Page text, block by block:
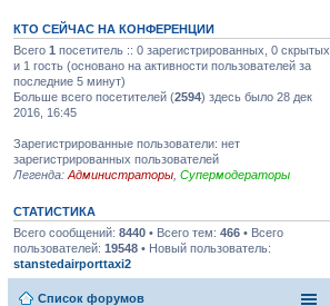
КТО СЕЙЧАС НА КОНФЕРЕНЦИИ
Всего 1 посетитель :: 0 зарегистрированных, 0 скрытых
и 1 гость (основано на активности пользователей за
последние 5 минут)
Больше всего посетителей (2594) здесь было 28 дек
2016, 16:45
Зарегистрированные пользователи: нет
зарегистрированных пользователей
Легенда: Администраторы Супермодераторы
СТАТИСТИКА
Всего сообщений: 8440 • Всего тем: 466 • Всего
пользователей: 19548 • Новый пользователь:
stanstedairporttaxi2
Список форумов